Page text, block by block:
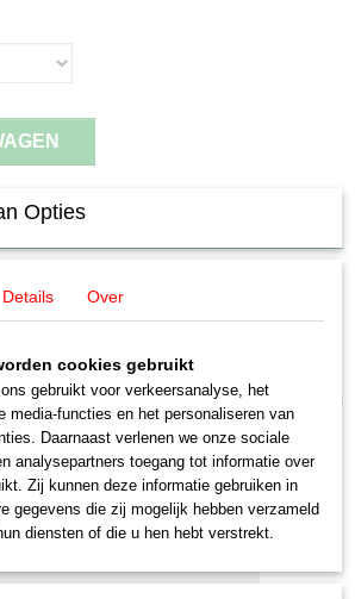
met andere rails als de flexibele rail 2205
Opties
Details Over
cookies gebruikt
gebruikt voor verkeersanalyse, het
media-functies en het personaliseren van
Daarnaast verlenen we onze sociale
analysepartners toegang tot informatie over
Zij kunnen deze informatie gebruiken in
gegevens die zij mogelijk hebben verzameld
diensten of die u hen hebt verstrekt.